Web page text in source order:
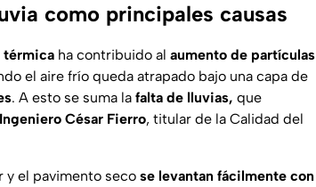
como principales causas
térmica ha contribuido al aumento de partículas
el aire frío queda atrapado bajo una capa de
. A esto se suma la falta de lluvias, que
Ingeniero César Fierro, titular de la Calidad del
y el pavimento seco se levantan fácilmente con